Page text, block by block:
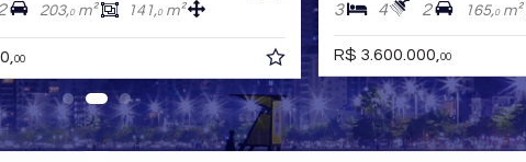
4 5 3 177,1m²
R$ 5.850.000,
4 6 3
R$ 5.990.000,